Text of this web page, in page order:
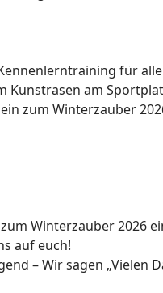
für
Kunstrasen am
zum Winterzauber
Winterzauber 2026
auf euch!
– Wir sagen „Vielen